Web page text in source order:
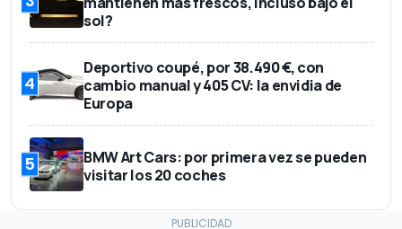
sol?
4
Deportivo coupé, por 38.490 €, con
cambio manual y 405 CV: la envidia de
Europa
5
BMW Art Cars: por primera vez se pueden
visitar los 20 coches